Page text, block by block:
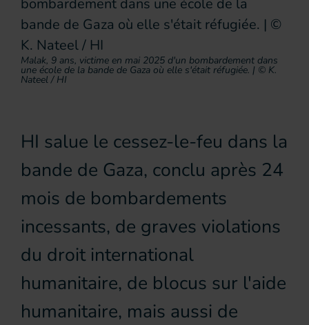
Malak, 9 ans, victime en mai 2025 d'un bombardement dans
une école de la bande de Gaza où elle s'était réfugiée. | © K.
Nateel / HI
HI salue le cessez-le-feu dans la
bande de Gaza, conclu après 24
mois de bombardements
incessants, de graves violations
du droit international
humanitaire, de blocus sur l'aide
humanitaire, mais aussi de